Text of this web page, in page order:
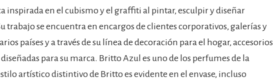
inspirada en el cubismo y el graffiti al pintar, esculpir y diseñar
trabajo se encuentra en encargos de clientes corporativos, galerías y
países y a través de su línea de decoración para el hogar, accesorios
para su marca. Britto Azul es uno de los perfumes de la
artístico distintivo de Britto es evidente en el envase, incluso